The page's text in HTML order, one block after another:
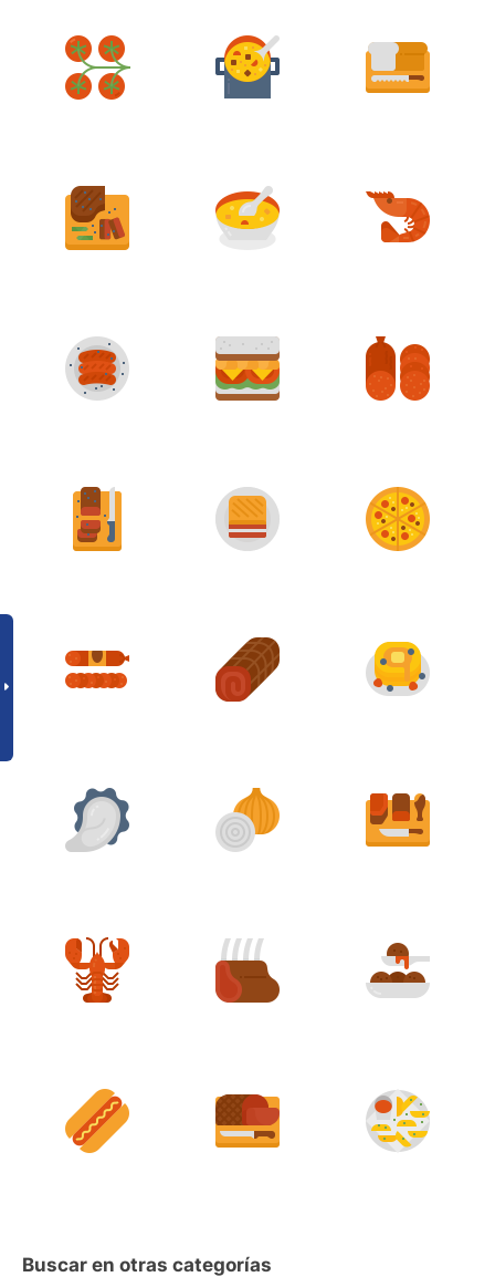
Buscar en otras categorías